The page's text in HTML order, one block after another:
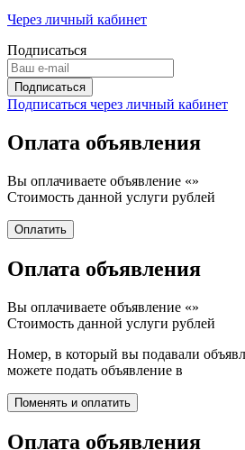
Через личный кабинет
Подписаться
Подписаться через личный кабинет
Оплата объявления
Вы оплачиваете объявление «»
Стоимость данной услуги рублей
Оплата объявления
Вы оплачиваете объявление «»
Стоимость данной услуги рублей
Номер, в который вы подавали
можете подать объявление в
Оплата объявления